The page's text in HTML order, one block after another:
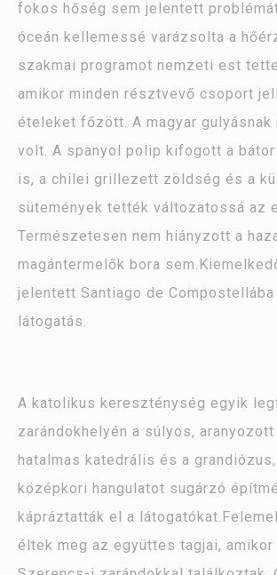
fokos hőség sem jelentett
óceán kellemessé varázsolta a
szakmai programot nemzeti est
amikor minden résztvevő csoport
ételeket főzött. A magyar gulyásnak
volt. A spanyol polip kifogott a
is, a chilei grillezett zöldség és a
sütemények tették változatossá az
Természetesen nem hiányzott a
magántermelők bora
jelentett Santiago de Compostellába
látogatás.
A katolikus kereszténység egyik
zarándokhelyén a súlyos,
hatalmas katedrális és a grandiózus,
középkori hangulatot sugárzó
kápráztatták el a
éltek meg az együttes tagjai, amikor